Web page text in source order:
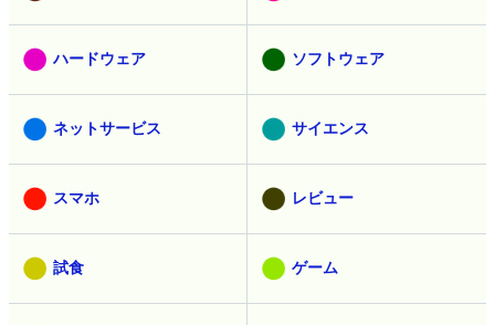
ハードウェア ソフトウェア
ネットサービス サイエンス
スマホ レビュー
試食 ゲーム